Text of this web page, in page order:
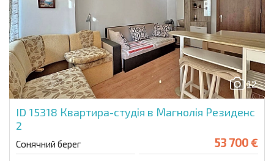
12
ID 15318 Квартира-студія в Магнолія Резиденс
2
Сонячний берег 53 700 €